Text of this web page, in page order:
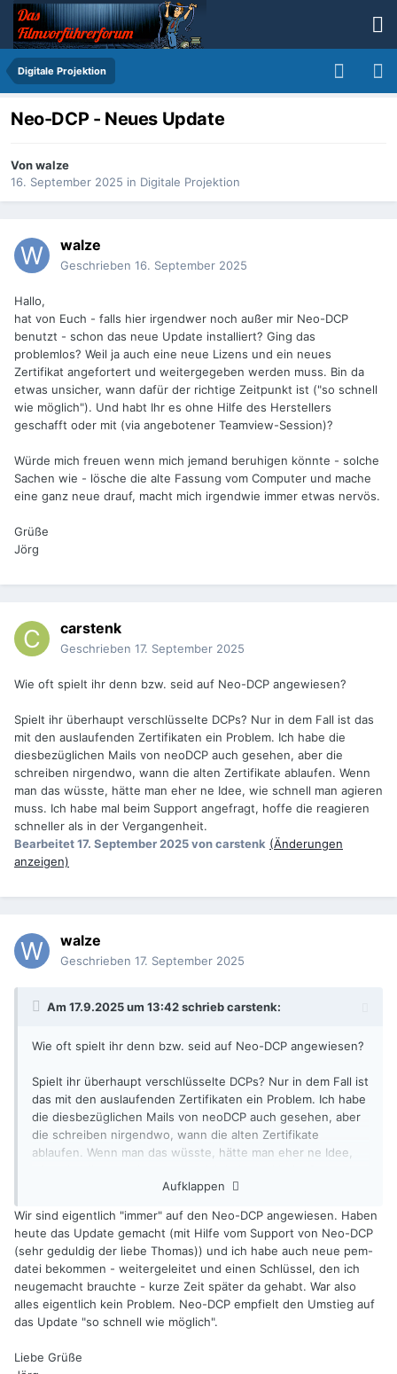
Digitale Projektion
Neo-DCP - Neues Update
Vonwalze
16. September 2025 in Digitale Projektion
walze
Geschrieben 16. September 2025
Hallo,
hat von Euch - falls hier irgendwer noch außer mir Neo-DCP
benutzt - schon das neue Update installiert? Ging das
problemlos? Weil ja auch eine neue Lizens und ein neues
Zertifikat angefortert und weitergegeben werden muss. Bin da
etwas unsicher, wann dafür der richtige Zeitpunkt ist ("so schnell
wie möglich"). Und habt Ihr es ohne Hilfe des Herstellers
geschafft oder mit (via angebotener Teamview-Session)?
Würde mich freuen wenn mich jemand beruhigen könnte - solche
Sachen wie - lösche die alte Fassung vom Computer und mache
eine ganz neue drauf, macht mich irgendwie immer etwas nervös.
Grüße
Jörg
carstenk
Geschrieben 17. September 2025
Wie oft spielt ihr denn bzw. seid auf Neo-DCP angewiesen?
Spielt ihr überhaupt verschlüsselte DCPs? Nur in dem Fall ist das
mit den auslaufenden Zertifikaten ein Problem. Ich habe die
diesbezüglichen Mails von neoDCP auch gesehen, aber die
schreiben nirgendwo, wann die alten Zertifikate ablaufen. Wenn
man das wüsste, hätte man eher ne Idee, wie schnell man agieren
muss. Ich habe mal beim Support angefragt, hoffe die reagieren
schneller als in der Vergangenheit.
Bearbeitet17. September 2025von carstenk (Änderungen
anzeigen)
walze
Geschrieben 17. September 2025
Am 17.9.2025 um 13:42 schriebcarstenk:
Wie oft spielt ihr denn bzw. seid auf Neo-DCP angewiesen?
Spielt ihr überhaupt verschlüsselte DCPs? Nur in dem Fall ist
das mit den auslaufenden Zertifikaten ein Problem. Ich habe
die diesbezüglichen Mails von neoDCP auch gesehen, aber
die schreiben nirgendwo, wann die alten Zertifikate
ablaufen. Wenn man das wüsste, hätte man eher ne Idee,
angefragt, hoffe die reagieren schneller als in der
Aufklappen
Wir sind eigentlich "immer" auf den Neo-DCP angewiesen. Haben
heute das Update gemacht (mit Hilfe vom Support von Neo-DCP
(sehr geduldig der liebe Thomas)) und ich habe auch neue pem-
datei bekommen - weitergeleitet und einen Schlüssel, den ich
neugemacht brauchte - kurze Zeit später da gehabt. War also
alles eigentlich kein Problem. Neo-DCP empfielt den Umstieg auf
das Update "so schnell wie möglich".
Liebe Grüße